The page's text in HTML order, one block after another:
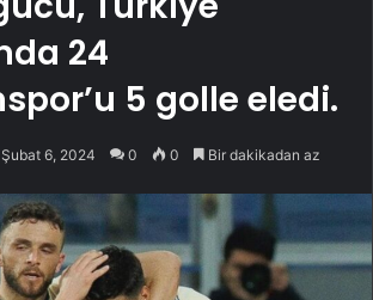
24
5 golle eledi.
Şubat 6, 2024 0 0 Bir dakikadan az